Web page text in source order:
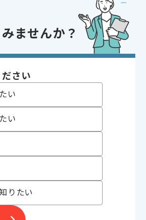
関連SaaSの導入支援経験
の経験
用などの基本理解
ございます！まずはお気軽にご相談ください！
クト , 新技術に積極的 , 40代活躍中 , BtoB
ませんか？
さい
い
い
りたい